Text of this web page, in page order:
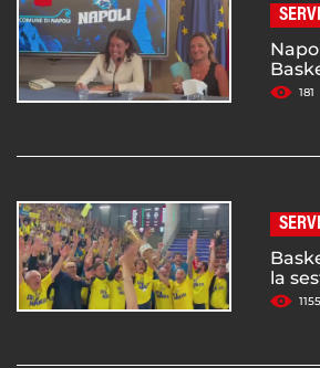
181
la
1155